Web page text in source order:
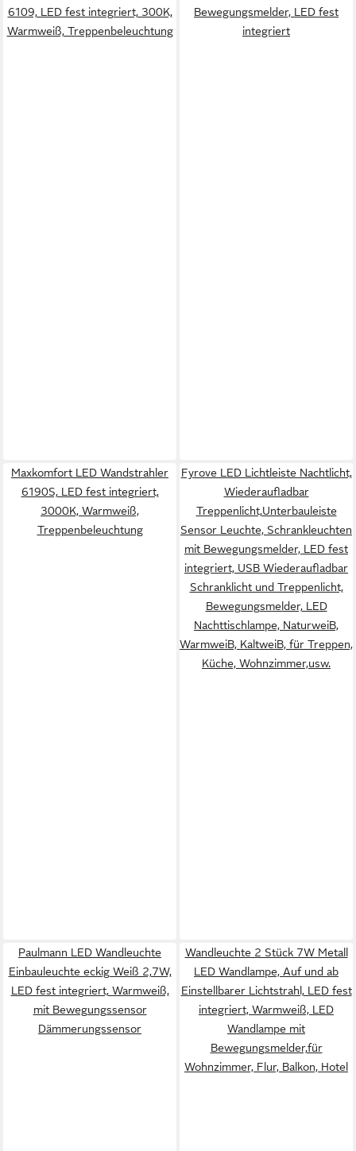
6109, LED fest integriert, 300K,
Warmweiß, Treppenbeleuchtung
Bewegungsmelder, LED fest
integriert
Maxkomfort LED Wandstrahler
6190S, LED fest integriert,
3000K, Warmweiß,
Treppenbeleuchtung
Fyrove LED Lichtleiste Nachtlicht,
Wiederaufladbar
Treppenlicht,Unterbauleiste
Sensor Leuchte, Schrankleuchten
mit Bewegungsmelder, LED fest
integriert, USB Wiederaufladbar
Schranklicht und Treppenlicht,
Bewegungsmelder, LED
Nachttischlampe, NaturweiB,
WarmweiB, KaltweiB, für Treppen,
Küche, Wohnzimmer,usw.
Paulmann LED Wandleuchte
Einbauleuchte eckig Weiß 2,7W,
LED fest integriert, Warmweiß,
mit Bewegungssensor
Dämmerungssensor
Wandleuchte 2 Stück 7W Metall
LED Wandlampe, Auf und ab
Einstellbarer Lichtstrahl, LED fest
integriert, Warmweiß, LED
Wandlampe mit
Bewegungsmelder,für
Wohnzimmer, Flur, Balkon, Hotel